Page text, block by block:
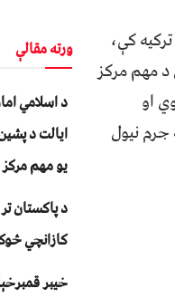
ورته مقالې
د اسلامي
ايالت د
يو مهم
د پاکستان
کازانچي
خیبر
کې،
د مهم مرکز
او
نیول